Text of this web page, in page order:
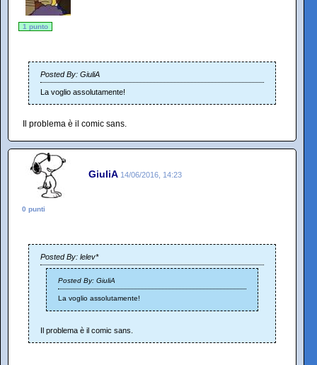
1 punto
Posted By: GiuliA
La voglio assolutamente!
Il problema è il comic sans.
GiuliA 14/06/2016, 14:23
0 punti
Posted By: lelev*
Posted By: GiuliA
La voglio assolutamente!
Il problema è il comic sans.